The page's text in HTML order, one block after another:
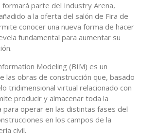
formará parte del Industry Arena,
a la oferta del salón de Fira de
conocer una nueva forma de hacer
fundamental para aumentar su
Modeling (BIM) es un
las obras de construcción que, basado
tridimensional virtual relacionado con
producir y almacenar toda la
para operar en las distintas fases del
en los campos de la
civil.